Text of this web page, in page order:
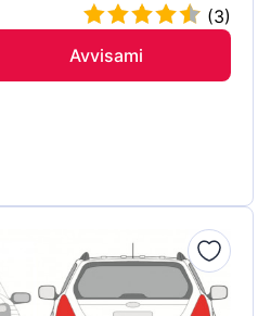
(3)
Avvisami